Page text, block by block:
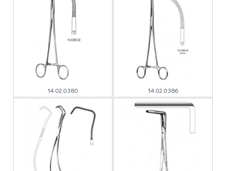
14.02.0380 14.02.0386